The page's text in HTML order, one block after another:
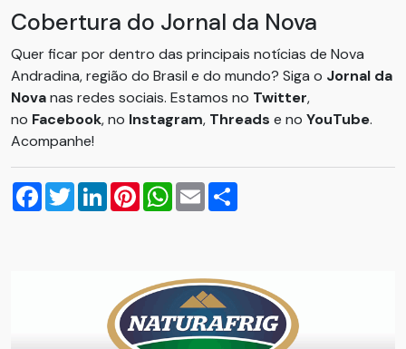
Cobertura do Jornal da Nova
Quer ficar por dentro das principais notícias de Nova
Andradina, região do Brasil e do mundo? Siga o Jornal da
Novanas redes sociais. Estamos no Twitter,
no Facebook, no Instagram, Threads e no YouTube.
Acompanhe!
Facebook
TwitterLinkedInPinterestWhatsApp
Email